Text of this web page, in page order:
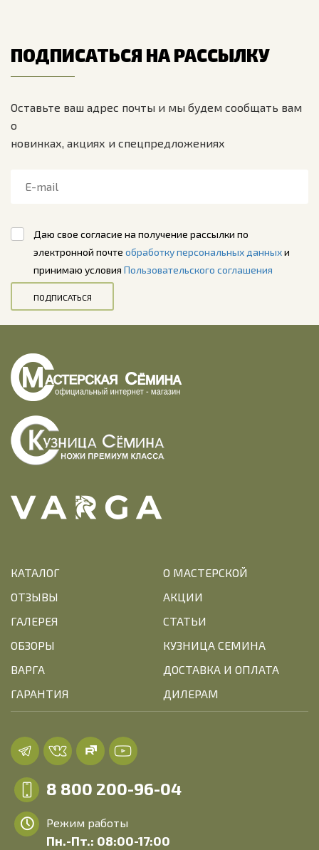
ПОДПИСАТЬСЯ НА РАССЫЛКУ
Оставьте ваш адрес почты и мы будем сообщать вам
о
новинках, акциях и спецпредложениях
Даю свое согласие на получение рассылки по
электронной почте обработку персональных данныхи
принимаю условия Пользовательского соглашения
ПОДПИСАТЬСЯ
КАТАЛОГ
О МАСТЕРСКОЙ
ОТЗЫВЫ
АКЦИИ
ГАЛЕРЕЯ
СТАТЬИ
ОБЗОРЫ
КУЗНИЦА СЕМИНА
ВАРГА
ДОСТАВКА И ОПЛАТА
ГАРАНТИЯ
ДИЛЕРАМ
8 800 200-96-04
Режим работы
Пн.-Пт.: 08:00-17:00